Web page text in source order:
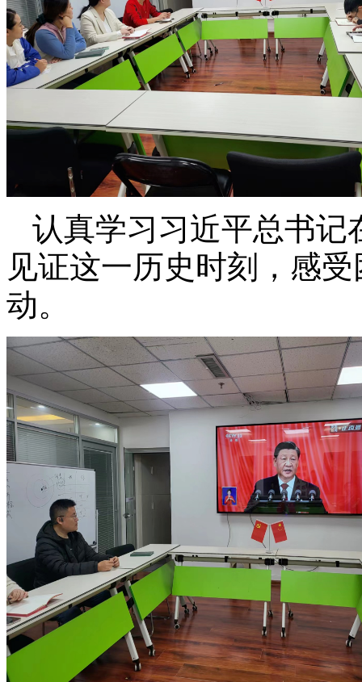
认真学习习近平总书记
见证这一历史时刻，感
动。